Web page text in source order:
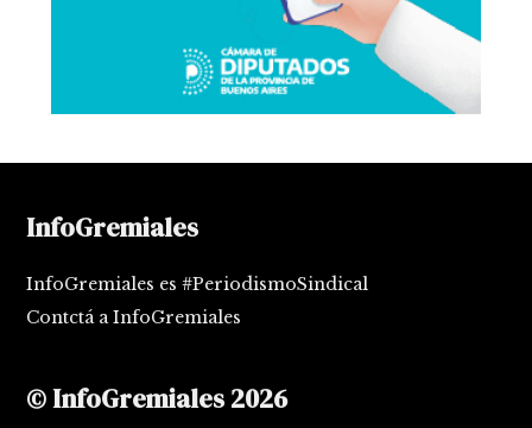
InfoGremiales
InfoGremiales es #PeriodismoSindical
Contctá a InfoGremiales
© InfoGremiales 2026